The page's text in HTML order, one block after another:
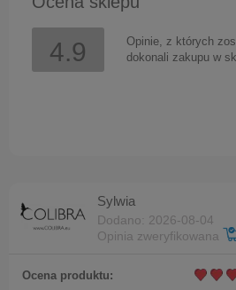
4.9
Opinie, z których
dokonali zakupu w
Sylwia
Dodano: 2026-08-04
Opinia zweryfikowana
Ocena produktu: